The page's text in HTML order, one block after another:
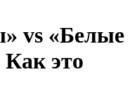
vs «Белые
это